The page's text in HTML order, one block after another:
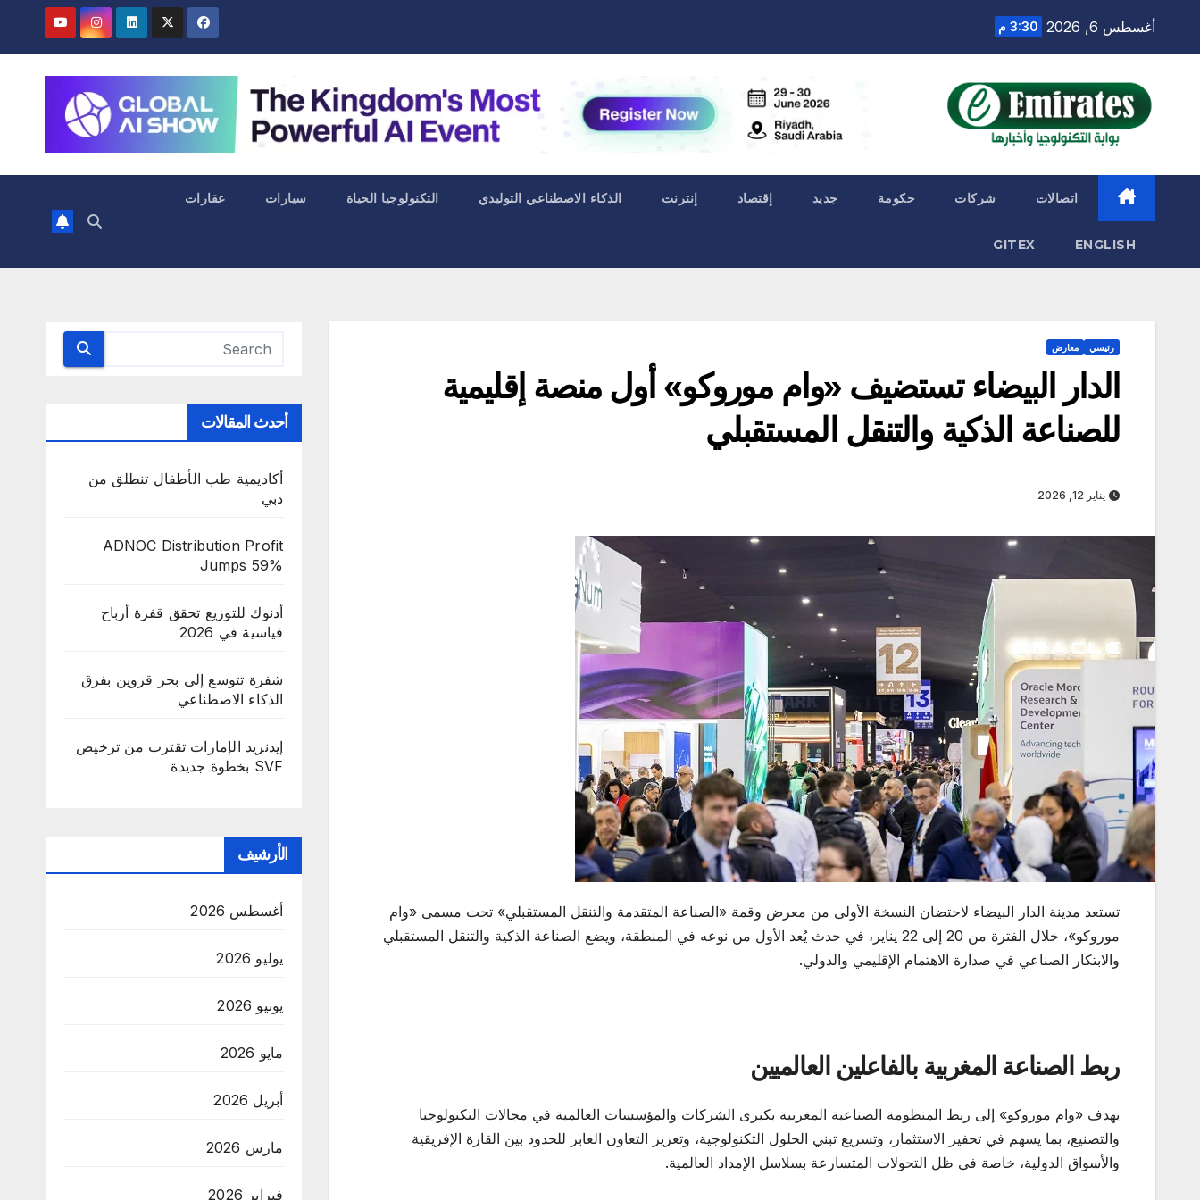
أغسطس 6, 2026 3:30 م
اتصالات شركات حكومة جديد إقتصاد إنترنت الذكاء الاصطناعي التوليدي التكنولوجيا الحياة سيارات عقارات
ENGLISH
GITEX
رئيسي معارض
الدار البيضاء تستضيف «وام موروكو» أول منصة إقليمية
للصناعة الذكية والتنقل المستقبلي
يناير 12, 2026
تستعد مدينة الدار البيضاء لاحتضان النسخة الأولى من معرض وقمة «الصناعة المتقدمة والتنقل المستقبلي» تحت مسمى «وام
موروكو»، خلال الفترة من 20 إلى 22 يناير، في حدث يُعد الأول من نوعه في المنطقة، ويضع الصناعة الذكية والتنقل المستقبلي
والابتكار الصناعي في صدارة الاهتمام الإقليمي والدولي.
ربط الصناعة المغربية بالفاعلين العالميين
يهدف «وام موروكو» إلى ربط المنظومة الصناعية المغربية بكبرى الشركات والمؤسسات العالمية في مجالات التكنولوجيا
والتصنيع، بما يسهم في تحفيز الاستثمار، وتسريع تبني الحلول التكنولوجية، وتعزيز التعاون العابر للحدود بين القارة الإفريقية
والأسواق الدولية، خاصة في ظل التحولات المتسارعة بسلاسل الإمداد العالمية.
أحدث المقالات
أكاديمية طب الأطفال تنطلق من
دبي
ADNOC Distribution Profit
Jumps 59%
أدنوك للتوزيع تحقق قفزة أرباح
قياسية في 2026
شفرة تتوسع إلى بحر قزوين بفرق
الذكاء الاصطناعي
إيدنريد الإمارات تقترب من ترخيص
SVF بخطوة جديدة
الأرشيف
أغسطس 2026
يوليو 2026
يونيو 2026
مايو 2026
أبريل 2026
مارس 2026
فبراير 2026